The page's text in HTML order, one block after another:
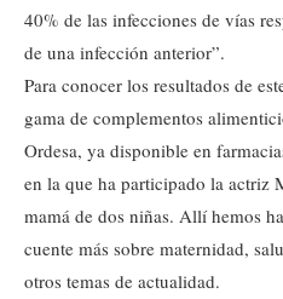
40% de las infecciones de vías
de una infección anterior”.
Para conocer los resultados de
gama de complementos
Ordesa, ya disponible en
en la que ha participado la actriz
mamá de dos niñas. Allí hemos
cuente más sobre maternidad,
otros temas de actualidad.